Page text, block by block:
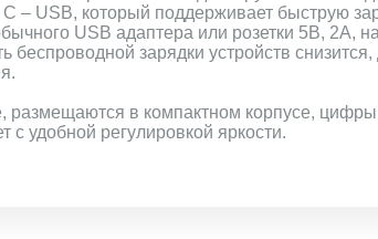
– USB, который поддерживает быструю
USB адаптера или розетки 5В, 2А,
беспроводной зарядки устройств
размещаются в компактном корпусе,
удобной регулировкой яркости.